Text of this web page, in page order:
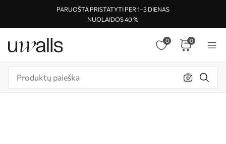
PARUOŠTA PRISTATYTI PER 1–3 DIENAS
NUOLAIDOS 40 %
0 0